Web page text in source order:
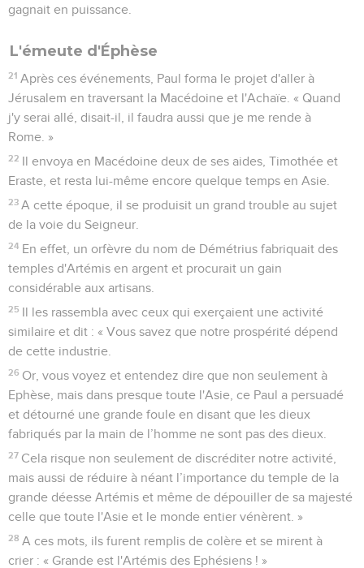
gagnait en puissance.
L'émeute d'Éphèse
21 Après ces événements, Paul forma le projet d'aller à
Jérusalem en traversant la Macédoine et l'Achaïe. « Quand
j'y serai allé, disait-il, il faudra aussi que je me rende à
Rome. »
22 Il envoya en Macédoine deux de ses aides, Timothée et
Eraste, et resta lui-même encore quelque temps en Asie.
23 A cette époque, il se produisit un grand trouble au sujet
de la voie du Seigneur.
24 En effet, un orfèvre du nom de Démétrius fabriquait des
temples d'Artémis en argent et procurait un gain
considérable aux artisans.
25 Il les rassembla avec ceux qui exerçaient une activité
similaire et dit : « Vous savez que notre prospérité dépend
de cette industrie.
26 Or, vous voyez et entendez dire que non seulement à
Ephèse, mais dans presque toute l'Asie, ce Paul a persuadé
et détourné une grande foule en disant que les dieux
fabriqués par la main de l’homme ne sont pas des dieux.
27 Cela risque non seulement de discréditer notre activité,
mais aussi de réduire à néant l’importance du temple de la
grande déesse Artémis et même de dépouiller de sa majesté
celle que toute l'Asie et le monde entier vénèrent. »
28 A ces mots, ils furent remplis de colère et se mirent à
crier : « Grande est l'Artémis des Ephésiens ! »